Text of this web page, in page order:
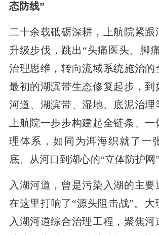
态防线”
二十余载砥砺深耕，上航院紧跟
升级步伐，跳出“头痛医头、脚
治理思维，转向流域系统施治的
最初的湖滨带生态修复起步，到
河道、湖滨带、湿地、底泥治理
上航院一步步构建起全链条、
理体系，如同为洱海织就了一
底、从河口到湖心的“立体防护网”
入湖河道，曾是污染入湖的主
在这里打响了“源头阻击战”。大
入湖河道综合治理工程，聚焦河